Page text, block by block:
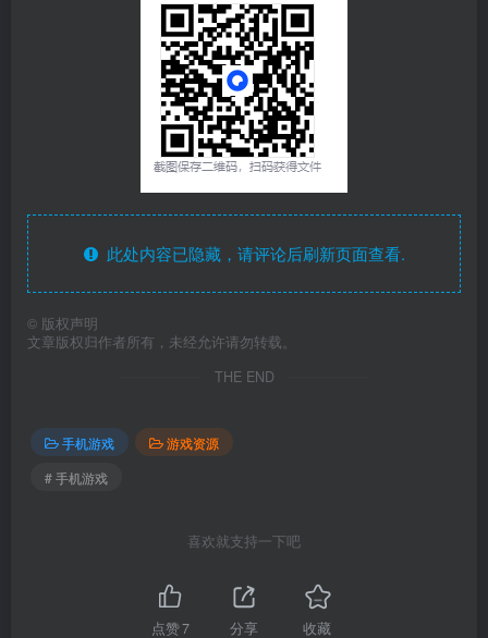
此处内容已隐藏，请评论后刷新页面查看.
© 版权声明
文章版权归作者所有，未经允许请勿转载。
THE END
手机游戏
游戏资源
# 手机游戏
喜欢就支持一下吧
点赞7 分享 收藏